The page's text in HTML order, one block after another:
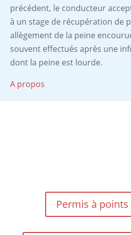
précédent, le conducteur
à un stage de récupération de
allègement de la peine
souvent effectués après une
dont la peine est lourde.
A propos
Permis à